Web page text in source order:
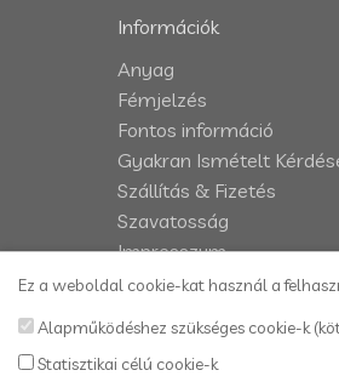
Információk
Anyag
Fémjelzés
Fontos információ
Gyakran Ismételt
Szállítás & Fizetés
Szavatosság
Impresszum
Adatkezelési tájékoztató
Ez a weboldal cookie-kat használ a
Alapműködéshez szükséges cookie-k
Statisztikai célú cookie-k